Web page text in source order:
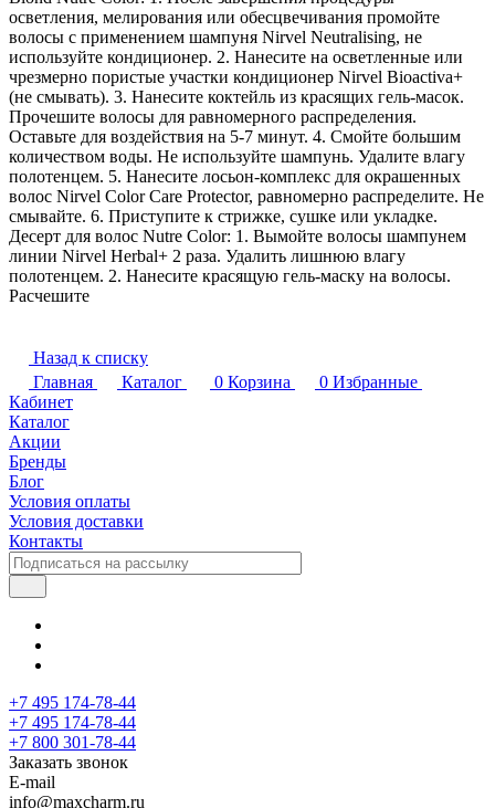
осветления, мелирования или обесцвечивания промойте
волосы с применением шампуня Nirvel Neutralising, не
используйте кондиционер. 2. Нанесите на осветленные или
чрезмерно пористые участки кондиционер Nirvel Bioactiva+
(не смывать). 3. Нанесите коктейль из красящих гель-масок.
Прочешите волосы для равномерного распределения.
Оставьте для воздействия на 5-7 минут. 4. Смойте большим
количеством воды. Не используйте шампунь. Удалите влагу
полотенцем. 5. Нанесите лосьон-комплекс для окрашенных
волос Nirvel Сolor Care Protector, равномерно распределите. Не
смывайте. 6. Приступите к стрижке, сушке или укладке.
Десерт для волос Nutre Color: 1. Вымойте волосы шампунем
линии Nirvel Herbal+ 2 раза. Удалить лишнюю влагу
полотенцем. 2. Нанесите красящую гель-маску на волосы.
Расчешите
Назад к списку
Главная
Каталог 0 Корзина 0 Избранные
Кабинет
Каталог
Акции
Бренды
Блог
Условия оплаты
Условия доставки
Контакты
+7 495 174-78-44
+7 495 174-78-44
+7 800 301-78-44
Заказать звонок
E-mail
info@maxcharm.ru